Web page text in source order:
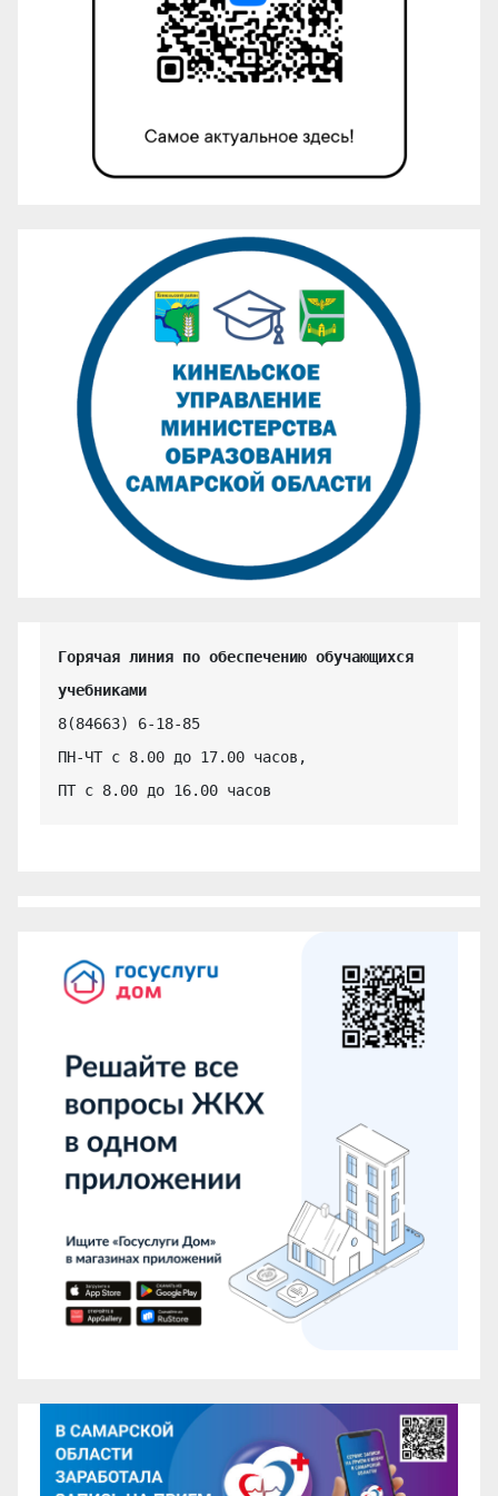
Горячая линия по обеспечению обучающихся
учебниками
8(84663) 6-18-85
ПН-ЧТ с 8.00 до 17.00 часов,
ПТ с 8.00 до 16.00 часов